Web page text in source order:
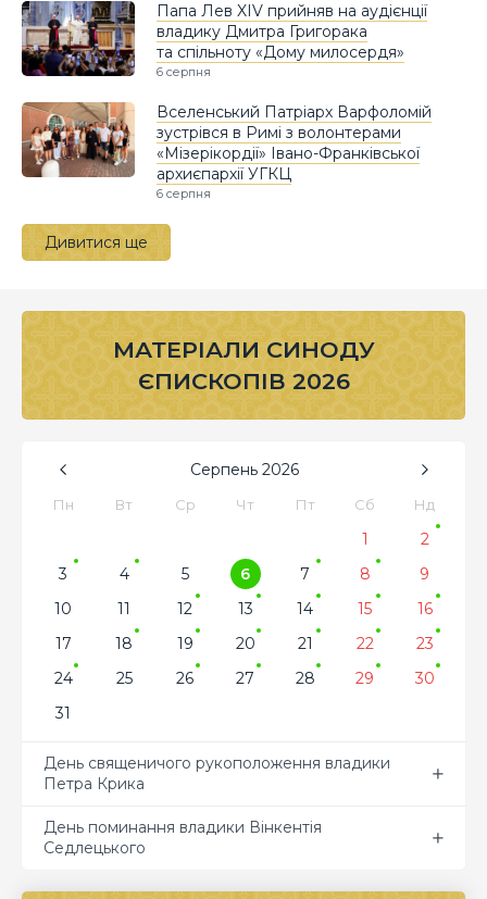
Папа Лев XIV прийняв на аудієнції
владику Дмитра Григорака
та спільноту «Дому милосердя»
6 серпня
Вселенський Патріарх Варфоломій
зустрівся в Римі з волонтерами
«Мізерікордії» Івано-Франківської
архиєпархії УГКЦ
6 серпня
Дивитися ще
МАТЕРІАЛИ СИНОДУ
ЄПИСКОПІВ 2026
Серпень 2026
Пн Вт Ср Чт Пт Сб Нд
1
2
3
4 5 6 7 8
9
10
11 12 13 14 15
16
17
18 19 20 21 22
23
24
25 26 27 28 29
30
31
День священичого рукоположення владики
Петра Крика
День поминання владики Вінкентія
Седлецького